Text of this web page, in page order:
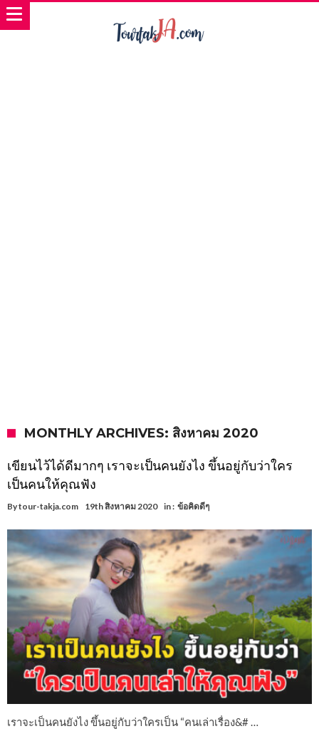
MONTHLY ARCHIVES: สิงหาคม 2020
เขียนไว้ได้ดีมากๆ เราจะเป็นคนยังไง ขึ้นอยู่กับว่าใคร
เป็นคนให้คุณฟัง
Bytour-takja.com 19th สิงหาคม 2020 in : ข้อคิดดีๆ
เราจะเป็นคนยังไง ขึ้นอยู่กับว่าใครเป็น “คนเล่าเรื่อง&# …